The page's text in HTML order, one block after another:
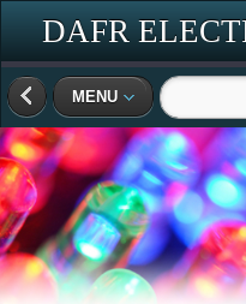
DAFR
MENU